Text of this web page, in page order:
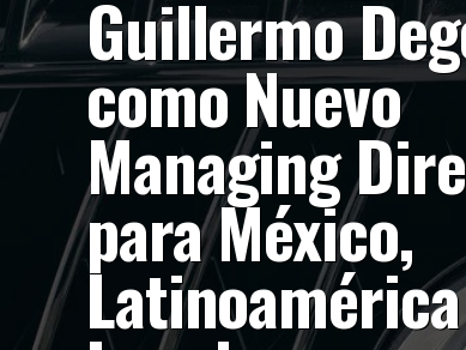
Guillermo
como Nuevo
Managing
para México,